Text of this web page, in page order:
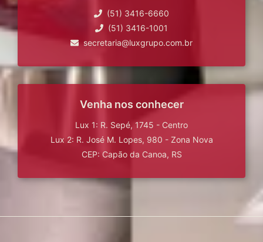
(51) 3416-6660
(51) 3416-1001
secretaria@luxgrupo.com.br
Venha nos conhecer
Lux 1: R. Sepé, 1745 - Centro
Lux 2: R. José M. Lopes, 980 - Zona Nova
CEP: Capão da Canoa, RS